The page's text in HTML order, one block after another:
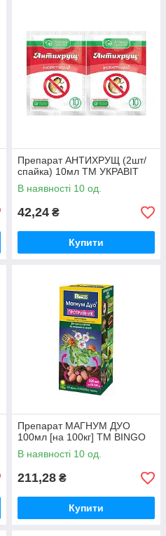
Препарат АНТИХРУЩ (2шт/
спайка) 10мл ТМ УКРАВІТ
В наявності 10 од.
42,24 ₴
Купити
Препарат МАГНУМ ДУО
100мл [на 100кг] ТМ BINGO
В наявності 10 од.
211,28 ₴
Купити